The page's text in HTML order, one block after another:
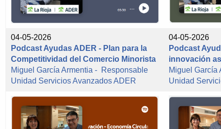
04-05-2026
Podcast Ayudas ADER - Plan para la
Competitividad del Comercio Minorista
Miguel García Armentia - Responsable
Unidad Servicios Avanzados ADER
04-05-2026
Podcast
innovación
Miguel
Unidad